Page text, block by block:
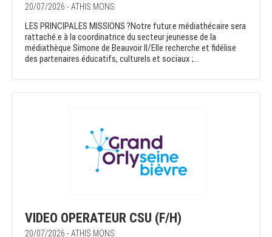
20/07/2026 - ATHIS MONS
LES PRINCIPALES MISSIONS ?Notre futur.e médiathécaire sera
rattaché.e à la coordinatrice du secteur jeunesse de la
médiathèque Simone de Beauvoir Il/Elle recherche et fidélise
des partenaires éducatifs, culturels et sociaux ;...
VIDEO OPERATEUR CSU (F/H)
20/07/2026 - ATHIS MONS